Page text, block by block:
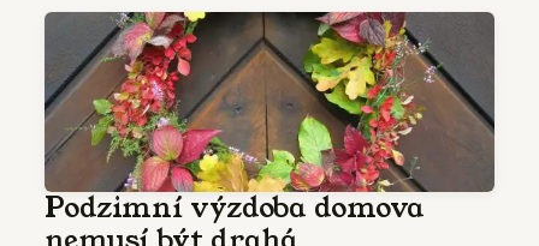
Podzimní výzdoba domova